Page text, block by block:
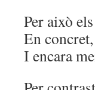
Per això
En
I encara